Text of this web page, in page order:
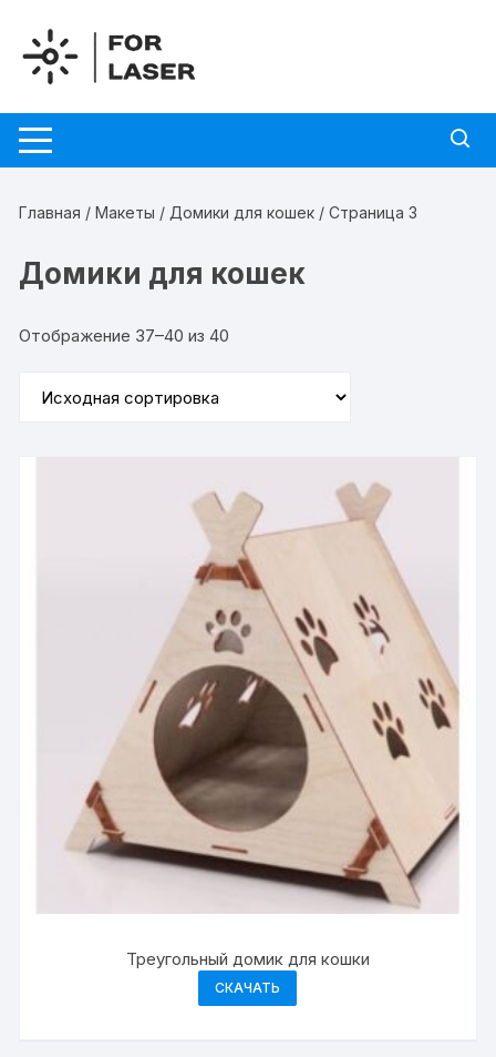
содержимому
Главная /Макеты / Домики для кошек / Страница 3
Домики для кошек
Отображение 37–40 из 40
Треугольный домик для кошки
СКАЧАТЬ